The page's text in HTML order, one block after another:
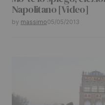
Napolitano [Video]
by massimo05/05/2013